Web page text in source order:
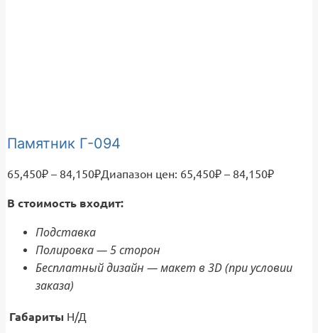
Памятник Г-094
65,450₽ – 84,150₽Диапазон цен: 65,450₽ – 84,150₽
В стоимость входит:
Подставка
Полировка — 5 сторон
Бесплатный дизайн — макет в 3D (при условии
заказа)
Габариты Н/Д